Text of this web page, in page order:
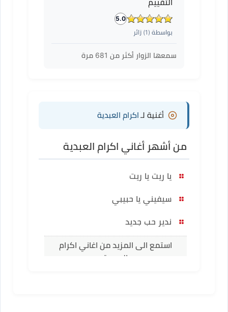
5.0
بواسطة ( 1) زائر
سمعها الزوار أكثر من 681 مرة
أغنية لـ اكرام العبدية
من أشهر أغاني اكرام العبدية
يا ريت يا ريت
سيفيني يا حبيبي
ندير حب جديد
استمع الى المزيد من اغاني اكرام
العبدية